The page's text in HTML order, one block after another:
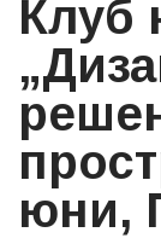
Клуб
юни,